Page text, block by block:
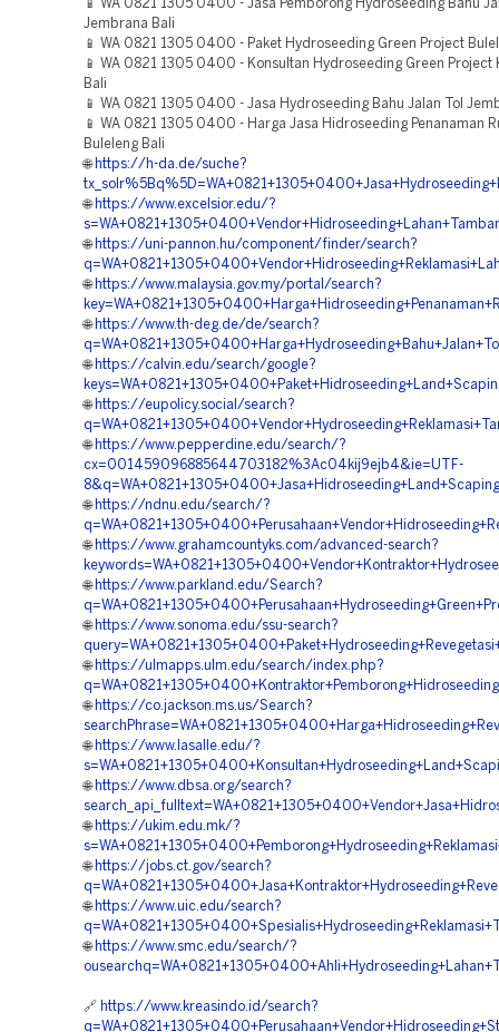
📱 WA 0821 1305 0400 - Jasa Pemborong Hydroseeding Bahu
Jembrana Bali
📱 WA 0821 1305 0400 - Paket Hydroseeding Green Project
📱 WA 0821 1305 0400 - Konsultan Hydroseeding Green Project
Bali
📱 WA 0821 1305 0400 - Jasa Hydroseeding Bahu Jalan Tol
📱 WA 0821 1305 0400 - Harga Jasa Hidroseeding Penanaman
Buleleng Bali
🌐 https://h-da.de/suche?
🌐 https://www.excelsior.edu/?
🌐 https://uni-pannon.hu/component/finder/search?
🌐 https://www.malaysia.gov.my/portal/search?
🌐 https://www.th-deg.de/de/search?
🌐 https://calvin.edu/search/google?
🌐 https://eupolicy.social/search?
🌐 https://www.pepperdine.edu/search/?
cx=001459096885644703182%3Ac04kij9ejb4&ie=UTF-
🌐 https://ndnu.edu/search/?
🌐 https://www.grahamcountyks.com/advanced-search?
🌐 https://www.parkland.edu/Search?
🌐 https://www.sonoma.edu/ssu-search?
🌐 https://ulmapps.ulm.edu/search/index.php?
🌐 https://co.jackson.ms.us/Search?
🌐 https://www.lasalle.edu/?
🌐 https://www.dbsa.org/search?
🌐 https://ukim.edu.mk/?
🌐 https://jobs.ct.gov/search?
🌐 https://www.uic.edu/search?
🌐 https://www.smc.edu/search/?
🔗 https://www.kreasindo.id/search?